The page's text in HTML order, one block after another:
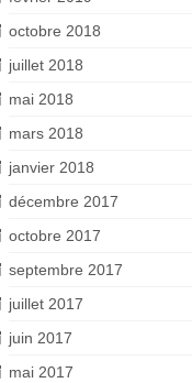
octobre 2018
juillet 2018
mai 2018
mars 2018
janvier 2018
décembre 2017
octobre 2017
septembre 2017
juillet 2017
juin 2017
mai 2017